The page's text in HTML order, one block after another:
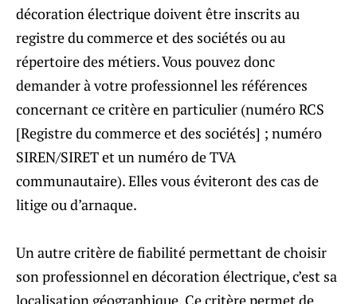
décoration électrique doivent être inscrits au
registre du commerce et des sociétés ou au
répertoire des métiers. Vous pouvez donc
demander à votre professionnel les références
concernant ce critère en particulier (numéro RCS
[Registre du commerce et des sociétés] ; numéro
SIREN/SIRET et un numéro de TVA
communautaire). Elles vous éviteront des cas de
litige ou d’arnaque.
Un autre critère de fiabilité permettant de choisir
son professionnel en décoration électrique, c’est sa
localisation géographique. Ce critère permet de